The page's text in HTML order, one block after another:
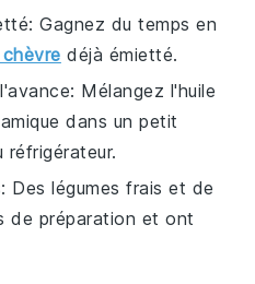
: Gagnez du temps en
déjà émietté.
: Mélangez l'huile
dans un petit
: Deslégumes frais et de
de préparation et ont